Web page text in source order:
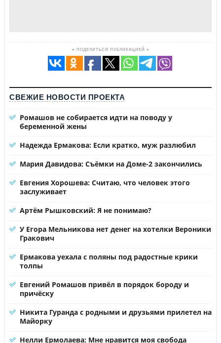
≡ ПОДЕЛИТЬСЯ ПУБЛИКАЦИЕЙ ≡
СВЕЖИЕ НОВОСТИ ПРОЕКТА
Ромашов не собирается идти на поводу у
беременной жены
Надежда Ермакова: Если кратко, муж разлюбил
Мария Давидова: Съёмки на Доме-2 закончились
Евгения Хорошева: Считаю, что человек этого
заслуживает
Артём Рышковский: Я не понимаю?
У Егора Мельникова нет денег на хотелки Вероники
Гракович
Ермакова уехала с поляны под радостные крики
толпы
Евгений Ромашов привёл в порядок бороду и
причёску
Никита Гуранда с родными и друзьями прилетел на
Майорку
Нелли Ермолаева: Мне нравится моя свобода